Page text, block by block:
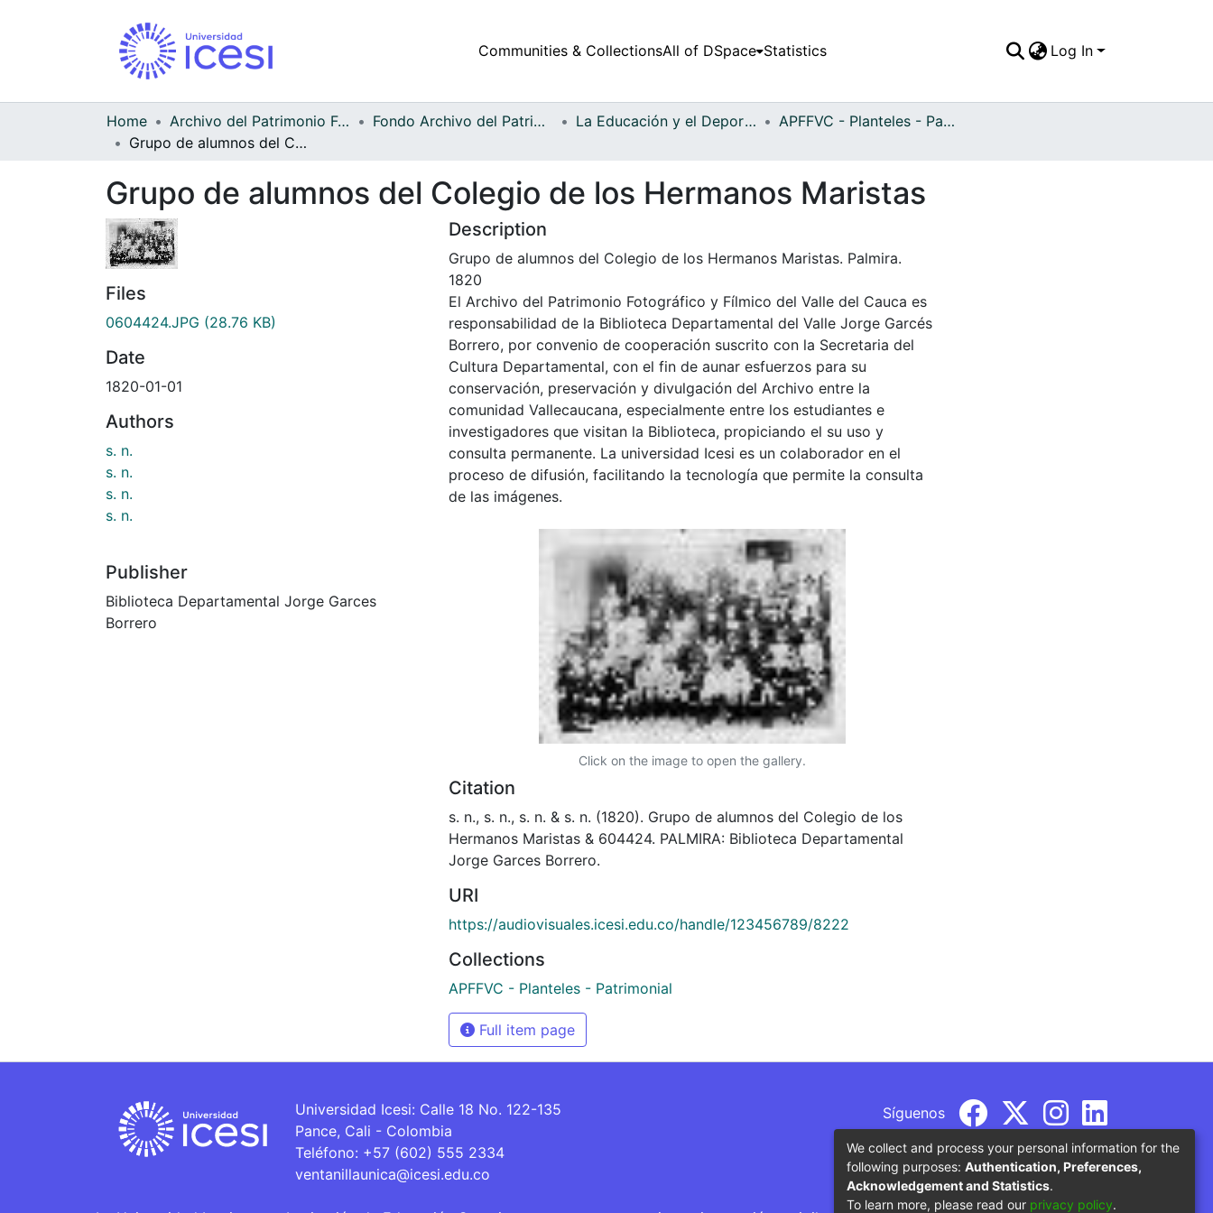
Communities & CollectionsAll of DSpace Statistics Log In
Home Archivo del Patrimonio Fotográfico y Fílmico del Valle del Cauca Fondo Archivo del Patrimonio Fotográfico y Fílmico del Valle del Cauca La Educación y el Deporte
APFFVC - Planteles - Patrimonial
Grupo de alumnos del Colegio de los Hermanos Maristas
Grupo de alumnos del Colegio de los Hermanos Maristas
Files
0604424.JPG (28.76 KB)
Date
1820-01-01
Authors
s. n.
s. n.
s. n.
s. n.
Publisher
Biblioteca Departamental Jorge Garces
Borrero
Description
Grupo de alumnos del Colegio de los Hermanos Maristas. Palmira.
1820
El Archivo del Patrimonio Fotográfico y Fílmico del Valle del Cauca es
responsabilidad de la Biblioteca Departamental del Valle Jorge Garcés
Borrero, por convenio de cooperación suscrito con la Secretaria del
Cultura Departamental, con el fin de aunar esfuerzos para su
conservación, preservación y divulgación del Archivo entre la
comunidad Vallecaucana, especialmente entre los estudiantes e
investigadores que visitan la Biblioteca, propiciando el su uso y
consulta permanente. La universidad Icesi es un colaborador en el
proceso de difusión, facilitando la tecnología que permite la consulta
de las imágenes.
Click on the image to open the gallery.
Citation
s. n., s. n., s. n. & s. n. (1820). Grupo de alumnos del Colegio de los
Hermanos Maristas & 604424. PALMIRA: Biblioteca Departamental
Jorge Garces Borrero.
URI
https://audiovisuales.icesi.edu.co/handle/123456789/8222
Collections
APFFVC - Planteles - Patrimonial
Full item page
Universidad Icesi: Calle 18 No. 122-135
Pance, Cali - Colombia
Teléfono: +57 (602) 555 2334
ventanillaunica@icesi.edu.co
Síguenos
We collect and process your personal information for the
following purposes: Authentication, Preferences,
Acknowledgement and Statistics.
To learn more, please read our privacy policy.